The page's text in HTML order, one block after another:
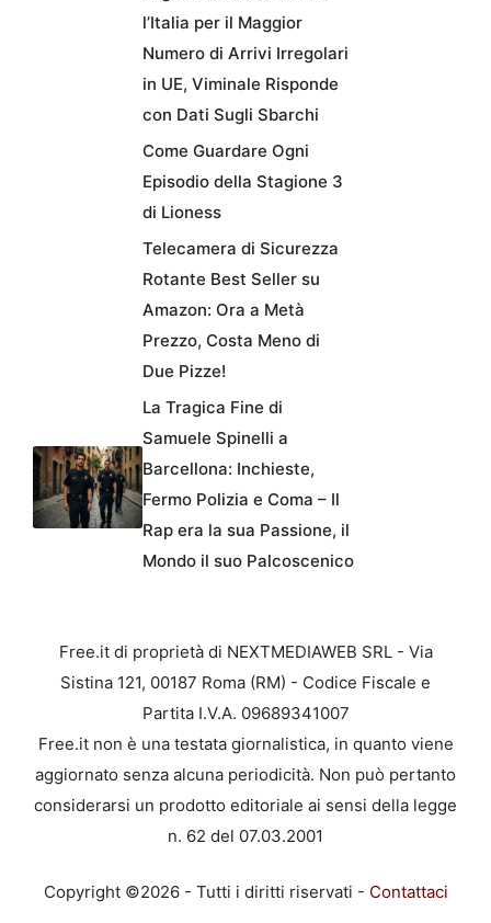
l’Italia per il Maggior
Numero di Arrivi Irregolari
in UE, Viminale Risponde
con Dati Sugli Sbarchi
Come Guardare Ogni
Episodio della Stagione 3
di Lioness
Telecamera di Sicurezza
Rotante Best Seller su
Amazon: Ora a Metà
Prezzo, Costa Meno di
Due Pizze!
La Tragica Fine di
Samuele Spinelli a
Barcellona: Inchieste,
Fermo Polizia e Coma – Il
Rap era la sua Passione, il
Mondo il suo Palcoscenico
Free.it di proprietà di NEXTMEDIAWEB SRL - Via
Sistina 121, 00187 Roma (RM) - Codice Fiscale e
Partita I.V.A. 09689341007
Free.it non è una testata giornalistica, in quanto viene
aggiornato senza alcuna periodicità. Non può pertanto
considerarsi un prodotto editoriale ai sensi della legge
n. 62 del 07.03.2001
Copyright ©2026 - Tutti i diritti riservati - Contattaci